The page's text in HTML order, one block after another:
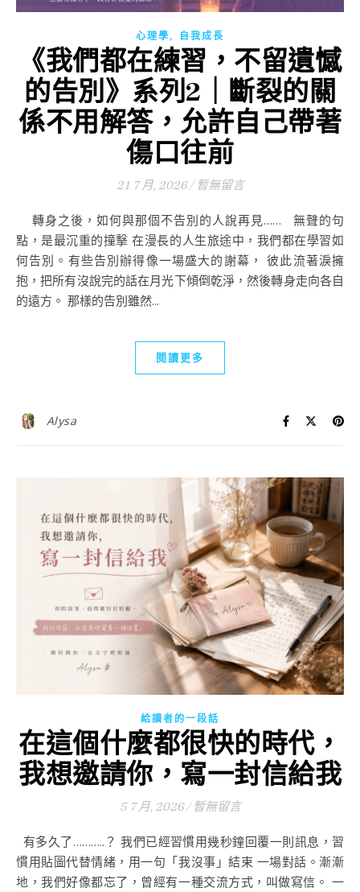
心理學, 自我成長
《我們都在練習，不留遺憾
的告別》系列2｜斷裂的關
係不用解答，允許自己帶著
傷口往前
21 7 月, 2026 / 暫無留言
轉身之後，如何與那個不告別的人說再見…… 無聲的句
點，是最沉重的撞擊 在漫長的人生旅途中，我們都在學習如
何告別。有些告別辦得像一場盛大的謝幕， 彼此流著淚擁
抱，把所有沒說完的話在月光下傾倒乾淨，然後轉身走向各自
的遠方。 那樣的告別雖然...
閱讀更多
Alysa
給讀者的一段話
在這個什麼都很快的時代，
我想邀請你，寫一封信給我
5 7 月, 2026 / 暫無留言
有多久了………..？ 我們已經習慣用幾秒鐘回覆一則訊息，習
慣用貼圖代替情緒，用一句「我沒事」結束 一場對話。漸漸
地，我們好像都忘了，曾經有一種交流方式，叫做寫信。 一